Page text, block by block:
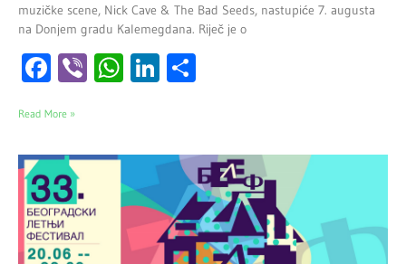
muzičke scene, Nick Cave & The Bad Seeds, nastupiće 7. augusta
na Donjem gradu Kalemegdana. Riječ je o
Facebook
ViberWhatsApp
LinkedIn
Read More »